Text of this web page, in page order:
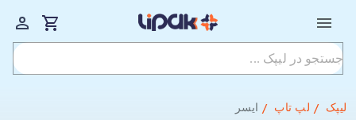
لیپک لپ تاپ ایسر